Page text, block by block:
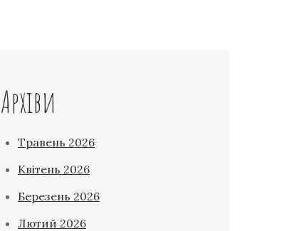
Архіви
Травень 2026
Квітень 2026
Березень 2026
Лютий 2026